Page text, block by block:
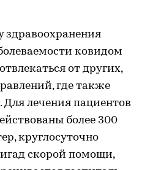
здравоохранения
ковидом
от других,
где также
Для лечения пациентов
более 300
круглосуточно
скорой помощи,